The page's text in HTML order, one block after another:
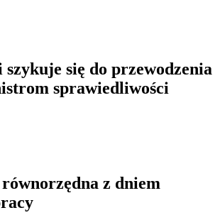
się do przewodzenia
sprawiedliwości
z dniem